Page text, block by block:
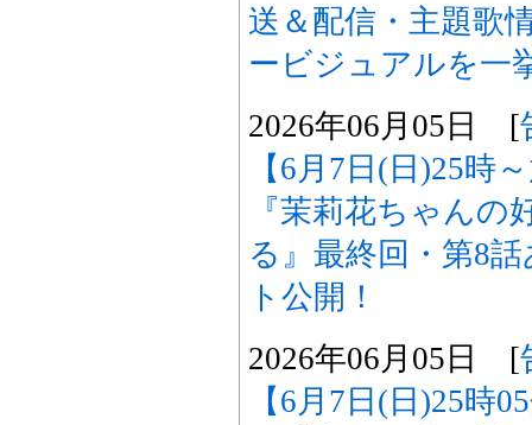
送＆配信・主題歌
ービジュアルを一
2026年06月05日 [
【6月7日(日)25時
『茉莉花ちゃん
る』最終回・第8
ト公開！
2026年06月05日 [
【6月7日(日)25時